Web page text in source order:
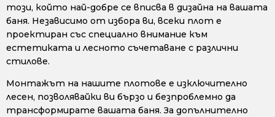
този, който най-добре се вписва в дизайна на вашата
баня. Независимо от избора ви, всеки плот е
проектиран със специално внимание към
естетиката и лесното съчетаване с различни
стилове.
Монтажът на нашите плотове е изключително
лесен, позволявайки ви бързо и безпроблемно да
трансформирате вашата баня. За допълнително